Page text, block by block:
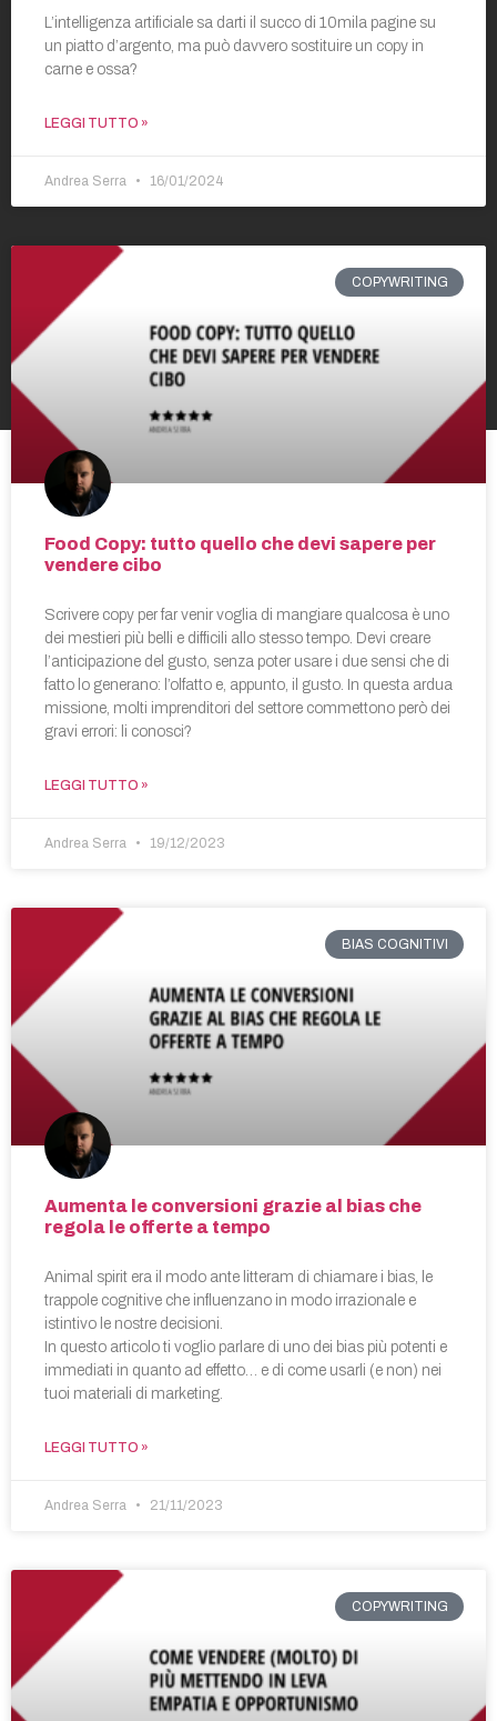
L’intelligenza artificiale sa darti il succo di 10mila pagine su
un piatto d’argento, ma può davvero sostituire un copy in
carne e ossa?
LEGGI TUTTO »
Andrea Serra 16/01/2024
COPYWRITING
Food Copy: tutto quello che devi sapere per
vendere cibo
Scrivere copy per far venir voglia di mangiare qualcosa è uno
dei mestieri più belli e difficili allo stesso tempo. Devi creare
l’anticipazione del gusto, senza poter usare i due sensi che di
fatto lo generano: l’olfatto e, appunto, il gusto. In questa ardua
missione, molti imprenditori del settore commettono però dei
gravi errori: li conosci?
LEGGI TUTTO »
Andrea Serra 19/12/2023
BIAS COGNITIVI
Aumenta le conversioni grazie al bias che
regola le offerte a tempo
Animal spirit era il modo ante litteram di chiamare i bias, le
trappole cognitive che influenzano in modo irrazionale e
istintivo le nostre decisioni.
In questo articolo ti voglio parlare di uno dei bias più potenti e
immediati in quanto ad effetto… e di come usarli (e non) nei
tuoi materiali di marketing.
LEGGI TUTTO »
Andrea Serra 21/11/2023
COPYWRITING